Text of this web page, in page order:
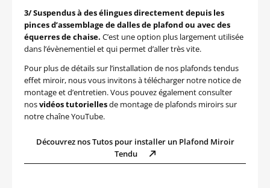
3/ Suspendus à des élingues directement depuis les
pinces d’assemblage de dalles de plafond ou avec des
équerres de chaise. C’est une option plus largement utilisée
dans l’évènementiel et qui permet d’aller très vite.
Pour plus de détails sur l’installation de nos plafonds tendus
effet miroir, nous vous invitons à télécharger notre notice de
montage et d’entretien. Vous pouvez également consulter
nosvidéostutoriellesde montage de plafonds miroirs sur
notre chaîne YouTube.
Découvrez nos Tutos pour installer un Plafond Miroir
Tendu